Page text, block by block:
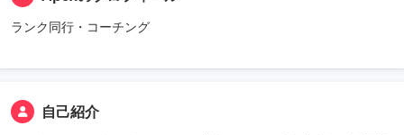
ランク同行・コーチング
自己紹介